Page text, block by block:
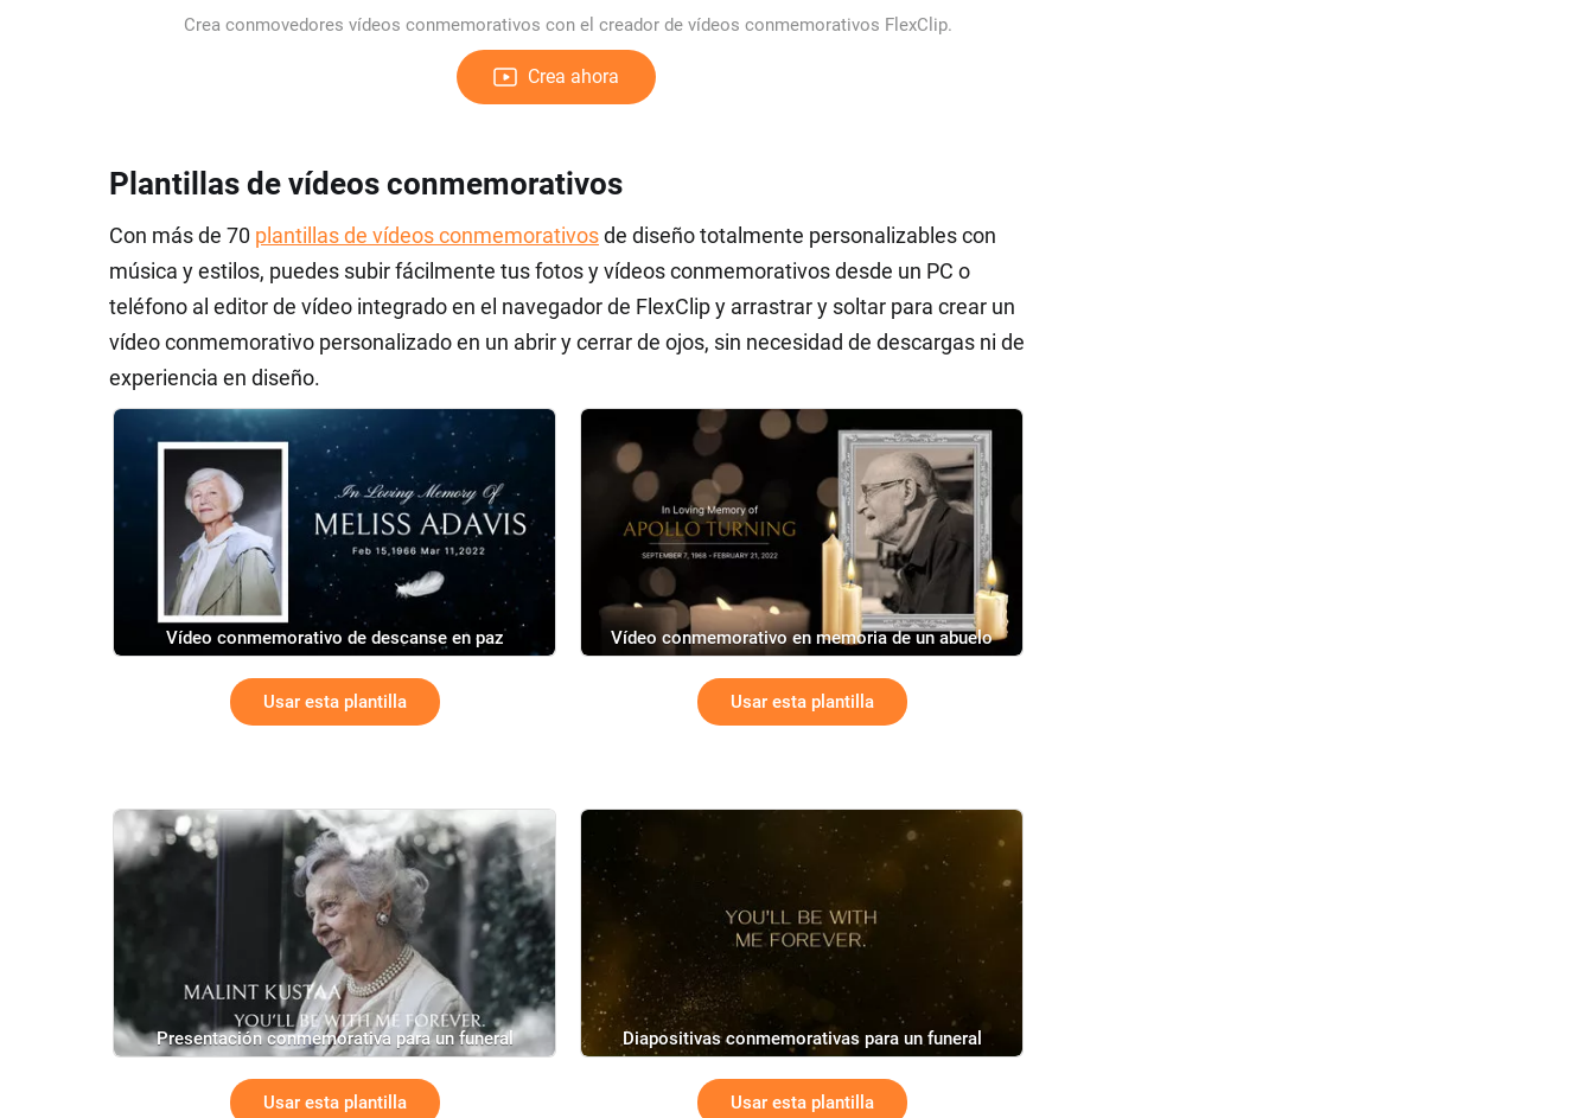
Crea conmovedores vídeos conmemorativos con el creador de vídeos conmemorativos FlexClip.
Crea ahora
Plantillas de vídeos conmemorativos
Con más de 70 plantillas de vídeos conmemorativosde diseño totalmente personalizables con
música y estilos, puedes subir fácilmente tus fotos y vídeos conmemorativos desde un PC o
teléfono al editor de vídeo integrado en el navegador de FlexClip y arrastrar y soltar para crear un
vídeo conmemorativo personalizado en un abrir y cerrar de ojos, sin necesidad de descargas ni de
experiencia en diseño.
Vídeo conmemorativo de descanse en paz
Usar esta plantilla
Vídeo conmemorativo en memoria de un abuelo
Usar esta plantilla
Presentación conmemorativa para un funeral
Usar esta plantilla
Diapositivas conmemorativas para un funeral
Usar esta plantilla